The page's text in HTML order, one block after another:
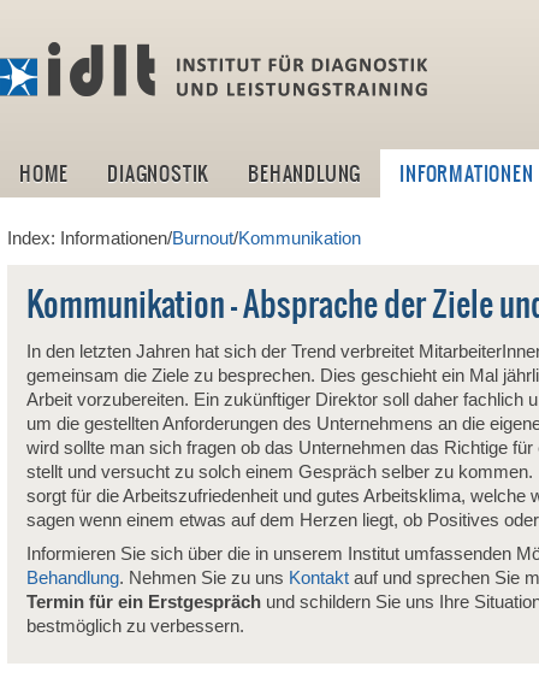
HOME DIAGNOSTIK BEHANDLUNG INFORMATIONEN
Index: Informationen/Burnout/Kommunikation
Kommunikation - Absprache der Ziele
In den letzten Jahren hat sich der Trend verbreitet
gemeinsam die Ziele zu besprechen. Dies geschieht ein Mal
Arbeit vorzubereiten. Ein zukünftiger Direktor soll daher fachlich
um die gestellten Anforderungen des Unternehmens an die
wird sollte man sich fragen ob das Unternehmen das Richtige
stellt und versucht zu solch einem Gespräch selber zu
sorgt für die Arbeitszufriedenheit und gutes Arbeitsklima,
sagen wenn einem etwas auf dem Herzen liegt, ob Positives
Informieren Sie sich über die in unserem Institut umfassenden
Behandlung. Nehmen Sie zu uns Kontaktauf und sprechen Sie
Termin für ein Erstgesprächund schildern Sie uns Ihre
bestmöglich zu verbessern.